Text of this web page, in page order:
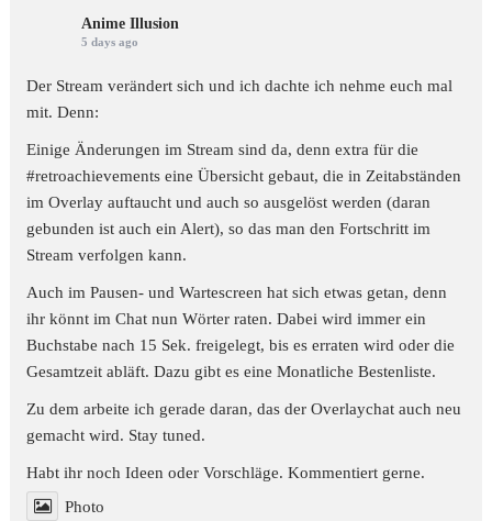
Anime Illusion
5 days ago
Der Stream verändert sich und ich dachte ich nehme euch mal
mit. Denn:
Einige Änderungen im Stream sind da, denn extra für die
#retroachievements eine Übersicht gebaut, die in Zeitabständen
im Overlay auftaucht und auch so ausgelöst werden (daran
gebunden ist auch ein Alert), so das man den Fortschritt im
Stream verfolgen kann.
Auch im Pausen- und Wartescreen hat sich etwas getan, denn
ihr könnt im Chat nun Wörter raten. Dabei wird immer ein
Buchstabe nach 15 Sek. freigelegt, bis es erraten wird oder die
Gesamtzeit abläft. Dazu gibt es eine Monatliche Bestenliste.
Zu dem arbeite ich gerade daran, das der Overlaychat auch neu
gemacht wird. Stay tuned.
Habt ihr noch Ideen oder Vorschläge. Kommentiert gerne.
Photo